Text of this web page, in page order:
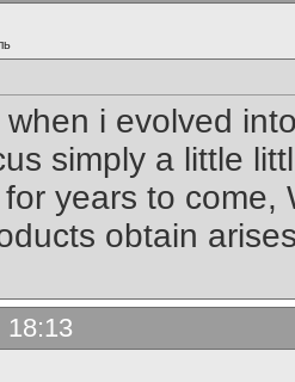
when i evolved
simply a little
years to come,
obtain
18:13